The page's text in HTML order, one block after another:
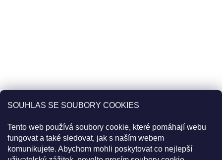
SOUHLAS SE SOUBORY COOKIES
Tento web používá soubory cookie, které pomáhají webu
fungovat a také sledovat, jak s naším webem
komunikujete. Abychom mohli poskytovat co nejlepší